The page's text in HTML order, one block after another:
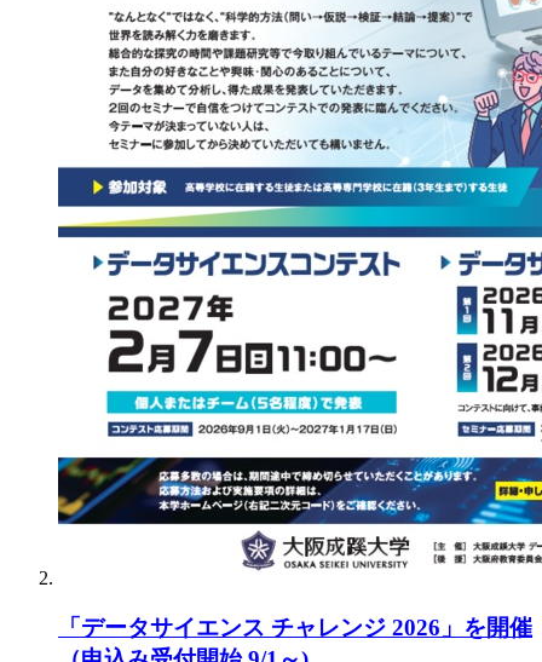
「データサイエンス チャレンジ 2026」を開催